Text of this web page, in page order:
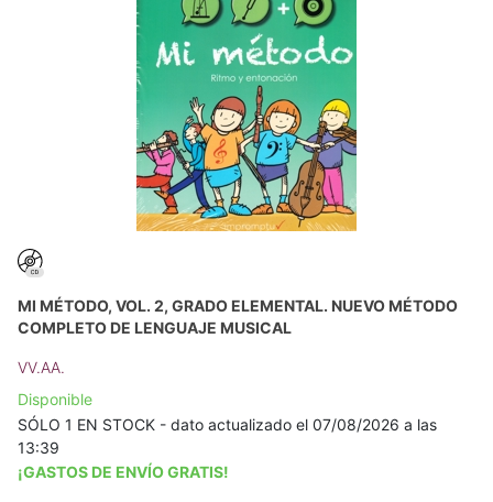
MI MÉTODO, VOL. 2, GRADO ELEMENTAL. NUEVO MÉTODO
COMPLETO DE LENGUAJE MUSICAL
VV.AA.
Disponible
SÓLO 1 EN STOCK - dato actualizado el 07/08/2026 a las
13:39
¡GASTOS DE ENVÍO GRATIS!